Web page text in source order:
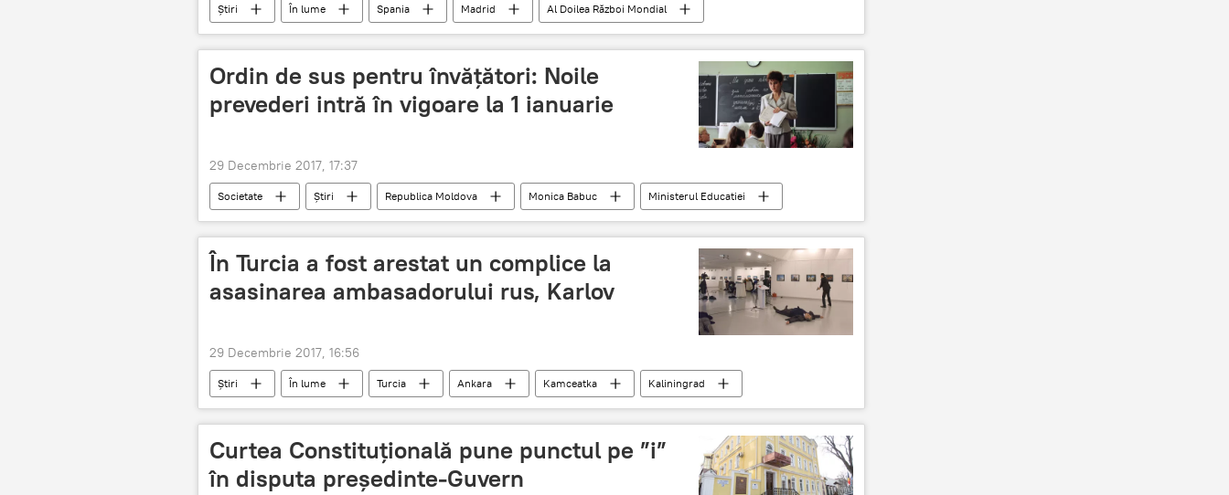
Știri În lume Spania Madrid Al Doilea Război Mondial
Ordin de sus pentru învățători: Noile
prevederi intră în vigoare la 1 ianuarie
29 Decembrie 2017, 17:37
Societate Știri Republica Moldova Monica Babuc
Ministerul Educatiei
rapoarte
video
În Turcia a fost arestat un complice la
asasinarea ambasadorului rus, Karlov
29 Decembrie 2017, 16:56
Știri În lume Turcia Ankara Kamceatka
Kaliningrad
Andrei Karlov
asasinat
Curtea Constituțională pune punctul pe ”i”
în disputa președinte-Guvern